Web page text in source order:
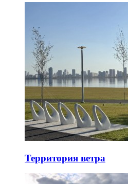
Территория ветра